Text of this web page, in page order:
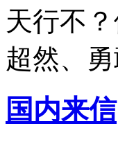
天行不
超然、
国内来信